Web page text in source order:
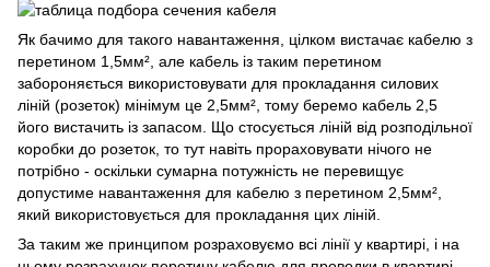
Як бачимо для такого навантаження, цілком вистачає кабелю з
перетином 1,5мм², але кабель із таким перетином
забороняється використовувати для прокладання силових
ліній (розеток) мінімум це 2,5мм², тому беремо кабель 2,5
його вистачить із запасом. Що стосується ліній від розподільної
коробки до розеток, то тут навіть прораховувати нічого не
потрібно - оскільки сумарна потужність не перевищує
допустиме навантаження для кабелю з перетином 2,5мм²,
який використовується для прокладання цих ліній.
За таким же принципом розраховуємо всі лінії у квартирі, і на